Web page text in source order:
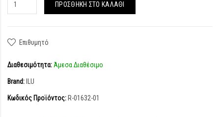
ΠΡΟΣΘΉΚΗ ΣΤΟ ΚΑΛΆΘΙ
Επιθυμητό
Διαθεσιμότητα: Άμεσα Διαθέσιμο
Brand: ILU
Κωδικός Προϊόντος: R-01632-01